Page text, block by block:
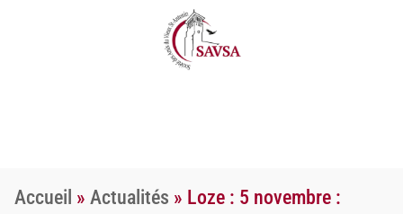
Accueil » Actualités » Loze : 5 novembre :